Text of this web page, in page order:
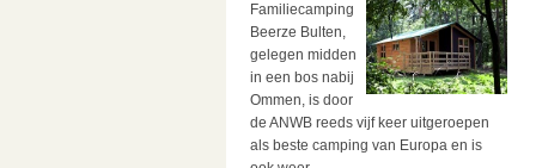
Familiecamping
Beerze Bulten,
gelegen midden
in een bos nabij
Ommen, is door
de ANWB reeds vijf keer uitgeroepen
als beste camping van Europa en is